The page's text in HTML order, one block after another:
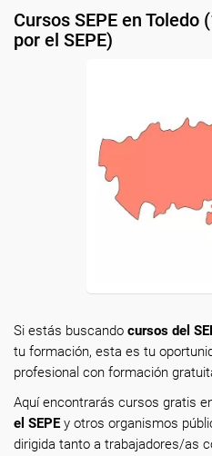
Cursos SEPE en Toledo
por el SEPE)
Si estás buscando cursos del
tu formación, esta es tu
profesional con formación
Aquí encontrarás cursos gratis
el SEPEy otros organismos
dirigida tanto a trabajadores/as